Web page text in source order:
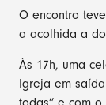
O encontro
a acolhida a
Às 17h, uma
Igreja em